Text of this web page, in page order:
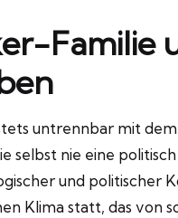
Familie
untrennbar mit
selbst nie eine
und politischer
Klima statt, das von